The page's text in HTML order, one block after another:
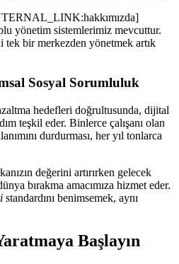
yönetim sistemlerimiz mevcuttur.
tek bir merkezden yönetmek artık
Sosyal Sorumluluk
hedefleri doğrultusunda, dijital
teşkil eder. Binlerce çalışanı olan
durdurması, her yıl tonlarca
değerini artırırken gelecek
bırakma amacımıza hizmet eder.
standardını benimsemek, aynı
Başlayın